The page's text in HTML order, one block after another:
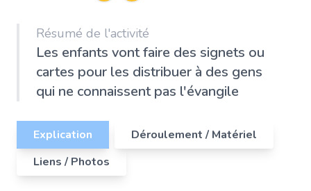
Résumé de l'activité
Les enfants vont faire des signets ou
cartes pour les distribuer à des gens
qui ne connaissent pas l'évangile
Explication
Déroulement / Matériel
Liens / Photos